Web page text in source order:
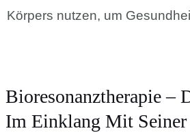
Körpers nutzen, um
Bioresonanztherapie –
Im Einklang Mit Seiner